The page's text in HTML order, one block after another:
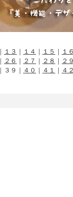
｜ １３ ｜ １４ ｜ １５ ｜ １６
｜ ２６ ｜ ２７ ｜ ２８ ｜ ２９
｜３９｜ ４０ ｜ ４１ ｜ ４２